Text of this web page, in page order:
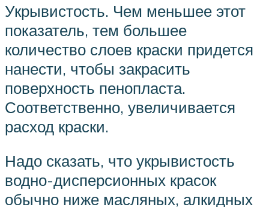
Укрывистость. Чем меньшее этот
показатель, тем большее
количество слоев краски придется
нанести, чтобы закрасить
поверхность пенопласта.
Соответственно, увеличивается
расход краски.
Надо сказать, что укрывистость
водно-дисперсионных красок
обычно ниже масляных, алкидных